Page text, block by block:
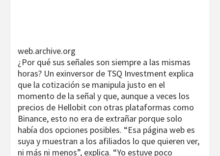
web.archive.org
¿Por qué sus señales son siempre a las mismas
horas? Un exinversor de TSQ Investment explica
que la cotización se manipula justo en el
momento de la señal y que, aunque a veces los
precios de Hellobit con otras plataformas como
Binance, esto no era de extrañar porque solo
había dos opciones posibles. “Esa página web es
suya y muestran a los afiliados lo que quieren ver,
ni más ni menos”, explica. “Yo estuve poco